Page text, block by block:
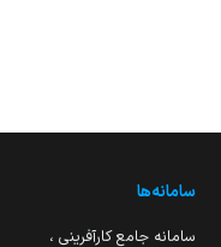
سامانه‌ها
سامانه جامع کارآفرینی ،